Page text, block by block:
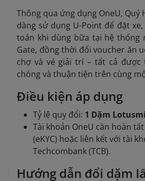
Thông qua ứng dụng OneU, Quý
dàng sử dụng U-Point để đặt
toán khi dùng bữa tại hệ thống
Gate, đồng thời đổi voucher ăn
chợ và vé giải trí – tất cả được
chóng và thuận tiện trên cùng
Điều kiện áp dụng
Tỷ lệ quy đổi: 1 Dặm
Tài khoản OneU cần hoàn
(eKYC) hoặc liên kết với tài
Techcombank (TCB).
Hướng dẫn đổi dặm